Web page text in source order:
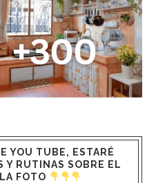
YOU TUBE, ESTARÉ
Y RUTINAS SOBRE EL
FOTO